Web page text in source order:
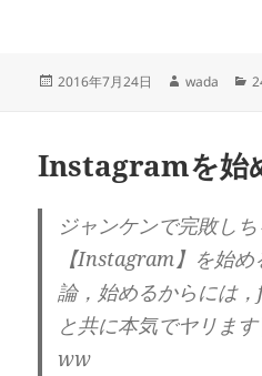
投
2016年7月24日
作
wada
Instagramを始
ジャンケンで完敗し
【Instagram】を始
論，始めるからには
と共に本気でヤリま
ww